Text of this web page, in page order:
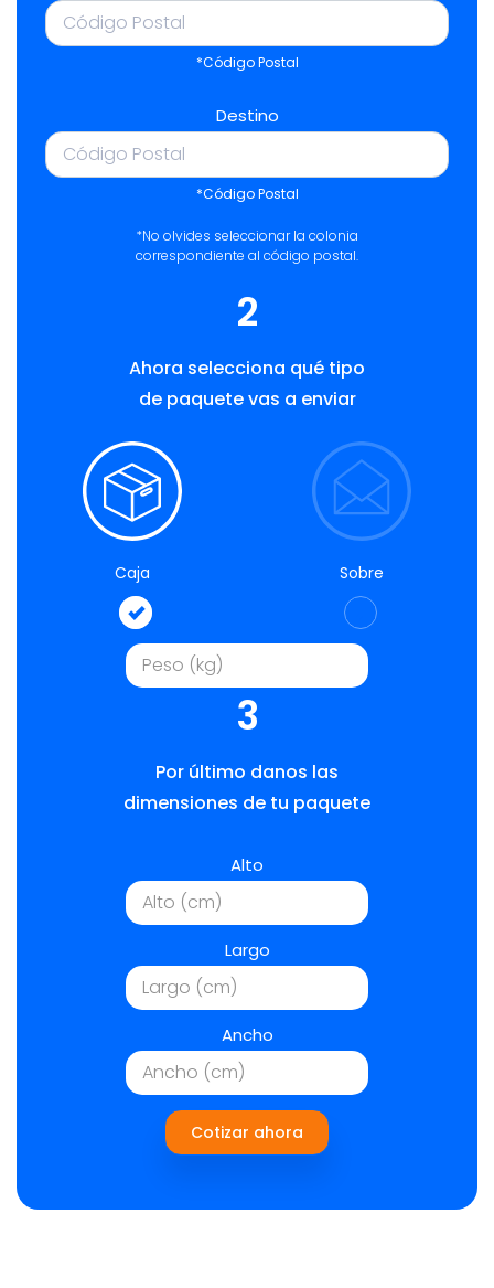
*Código Postal
Destino
*Código Postal
*No olvides seleccionar la colonia
correspondiente al código postal.
2
Ahora selecciona qué tipo
de paquete vas a enviar
Caja Sobre
3
Por último danos las
dimensiones de tu paquete
Alto
Largo
Ancho
Cotizar ahora